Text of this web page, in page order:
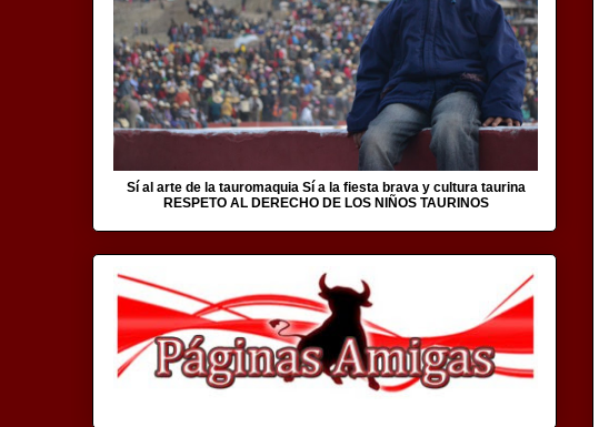
Sí al arte de la tauromaquia Sí a la fiesta brava y cultura taurina
RESPETO AL DERECHO DE LOS NIÑOS TAURINOS